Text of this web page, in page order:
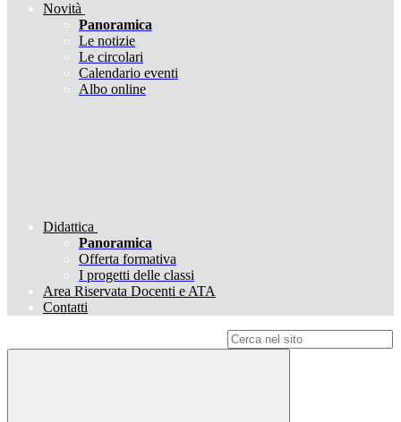
Novità
Panoramica
Le notizie
Le circolari
Calendario eventi
Albo online
Didattica
Panoramica
Offerta formativa
I progetti delle classi
Area Riservata Docenti e ATA
Contatti